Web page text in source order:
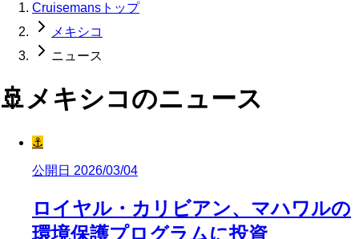
Cruisemansトップ
メキシコ
ニュース
🚢メキシコのニュース
⚓
公開日 2026/03/04
ロイヤル・カリビアン、マハワルの
環境保護プログラムに投資